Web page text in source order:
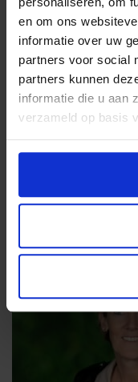
en om ons
informatie over uw
partners voor social
partners kunnen
informatie die u aan
verzameld op basis
Petra Bosman is
Cultuur: “In
werd bevestigd in
Planbureau.
miljoen mensen
enorme impact op
het Jeugdfonds kan
houden en maken